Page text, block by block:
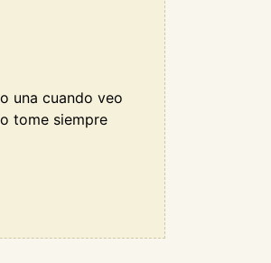
una cuando veo
tome siempre